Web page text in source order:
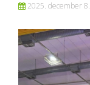
2025. december 8.